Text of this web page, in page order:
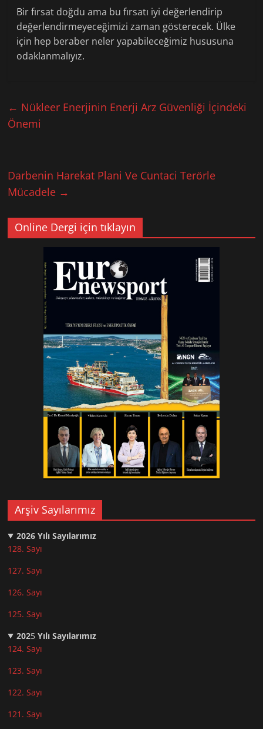
Bir fırsat doğdu ama bu fırsatı iyi değerlendirip
değerlendirmeyeceğimizi zaman gösterecek. Ülke
için hep beraber neler yapabileceğimiz hususuna
odaklanmalıyız.
← Nükleer Enerjinin Enerji Arz Güvenliği İçindeki
Önemi
Darbenin Harekat Plani Ve Cuntaci Terörle
Mücadele →
Online Dergi için tıklayın
Arşiv Sayılarımız
2026 Yılı Sayılarımız
128. Sayı
127. Sayı
126. Sayı
125. Sayı
2025Yılı Sayılarımız
124. Sayı
123. Sayı
122. Sayı
121. Sayı